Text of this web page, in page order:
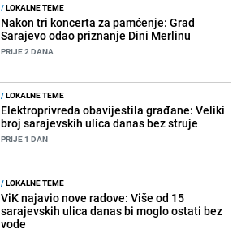
/LOKALNE TEME
Nakon tri koncerta za pamćenje: Grad
Sarajevo odao priznanje Dini Merlinu
PRIJE 2 DANA
/LOKALNE TEME
Elektroprivreda obavijestila građane: Veliki
broj sarajevskih ulica danas bez struje
PRIJE 1 DAN
/LOKALNE TEME
ViK najavio nove radove: Više od 15
sarajevskih ulica danas bi moglo ostati bez
vode